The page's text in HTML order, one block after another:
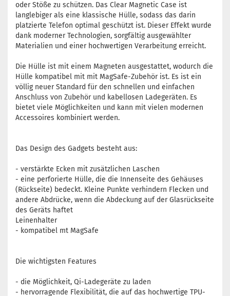
oder Stöße zu schützen. Das Clear Magnetic Case ist
langlebiger als eine klassische Hülle, sodass das darin
platzierte Telefon optimal geschützt ist. Dieser Effekt wurde
dank moderner Technologien, sorgfältig ausgewählter
Materialien und einer hochwertigen Verarbeitung erreicht.
Die Hülle ist mit einem Magneten ausgestattet, wodurch die
Hülle kompatibel mit mit MagSafe-Zubehör ist. Es ist ein
völlig neuer Standard für den schnellen und einfachen
Anschluss von Zubehör und kabellosen Ladegeräten. Es
bietet viele Möglichkeiten und kann mit vielen modernen
Accessoires kombiniert werden.
Das Design des Gadgets besteht aus:
- verstärkte Ecken mit zusätzlichen Laschen
- eine perforierte Hülle, die die Innenseite des Gehäuses
(Rückseite) bedeckt. Kleine Punkte verhindern Flecken und
andere Abdrücke, wenn die Abdeckung auf der Glasrückseite
des Geräts haftet
Leinenhalter
- kompatibel mt MagSafe
Die wichtigsten Features
- die Möglichkeit, Qi-Ladegeräte zu laden
- hervorragende Flexibilität, die auf das hochwertige TPU-